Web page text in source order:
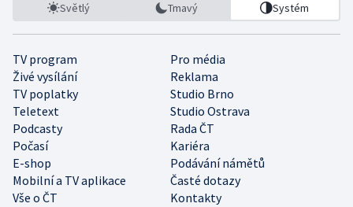
Světlý Tmavý Systém
TV program
Pro média
Živé vysílání
Reklama
TV poplatky
Studio Brno
Teletext
Studio Ostrava
Podcasty
Rada ČT
Počasí
Kariéra
E-shop
Podávání námětů
Mobilní a TV aplikace
Časté dotazy
Vše o ČT
Kontakty